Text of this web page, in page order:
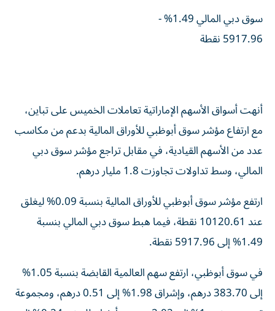
سوق دبي المالي 1.49% -
5917.96 نقطة
أنهت أسواق الأسهم الإماراتية تعاملات الخميس على تباين،
مع ارتفاع مؤشر سوق أبوظبي للأوراق المالية بدعم من مكاسب
عدد من الأسهم القيادية، في مقابل تراجع مؤشر سوق دبي
المالي، وسط تداولات تجاوزت 1.8 مليار درهم.
ارتفع مؤشر سوق أبوظبي للأوراق المالية بنسبة 0.09% ليغلق
عند 10120.61 نقطة، فيما هبط سوق دبي المالي بنسبة
1.49% إلى 5917.96 نقطة.
في سوق أبوظبي، ارتفع سهم العالمية القابضة بنسبة 1.05%
إلى 383.70 درهم، وإشراق 1.98% إلى 0.51 درهم، ومجموعة